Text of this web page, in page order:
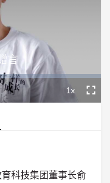
Playback
Rate
1x
言
科技集团董事长俞